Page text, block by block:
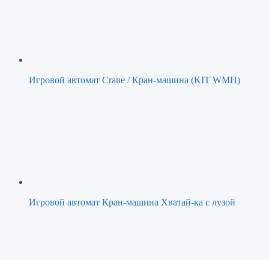
Игровой автомат Crane / Кран-машина (KIT WMH)
Игровой автомат Кран-машина Хватай-ка с лузой